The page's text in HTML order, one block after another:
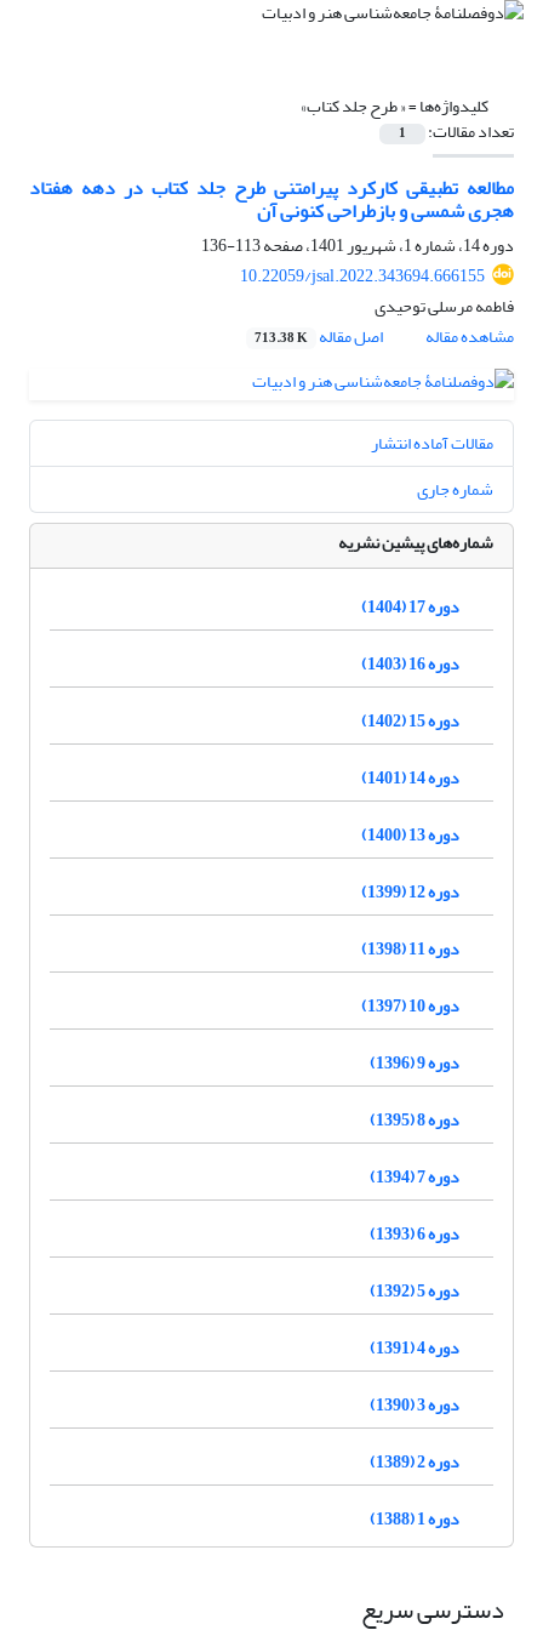
کلیدواژه‌ها =« طرح جلد کتاب»
تعداد مقالات: 1
مطالعه تطبیقی کارکرد پیرامتنی طرح جلد کتاب در دهه هفتاد
هجری شمسی و بازطراحی کنونی آن
دوره 14، شماره 1، شهریور 1401، صفحه
113-136
10.22059/jsal.2022.343694.666155
فاطمه مرسلی توحیدی
مشاهده مقاله
اصل مقاله 713.38 K
مقالات آماده انتشار
شماره جاری
شماره‌های پیشین نشریه
دوره 17 (1404)
دوره 16 (1403)
دوره 15 (1402)
دوره 14 (1401)
دوره 13 (1400)
دوره 12 (1399)
دوره 11 (1398)
دوره 10 (1397)
دوره 9 (1396)
دوره 8 (1395)
دوره 7 (1394)
دوره 6 (1393)
دوره 5 (1392)
دوره 4 (1391)
دوره 3 (1390)
دوره 2 (1389)
دوره 1 (1388)
دسترسی سریع